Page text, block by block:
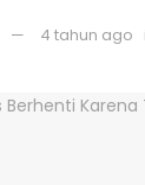
4 tahun ago